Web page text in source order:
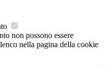
non possono essere
nella pagina della cookie